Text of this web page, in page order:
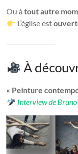
Ou àtout autre
L’église est
À
« Peinture
Interview de